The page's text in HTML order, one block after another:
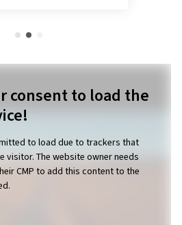
consent to load the
to load due to trackers that
visitor. The website owner needs
CMP to add this content to the